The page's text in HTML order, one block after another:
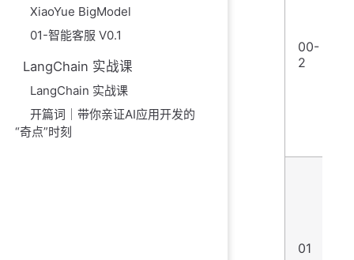
XiaoYue BigModel
01-智能客服 V0.1
LangChain 实战课
LangChain 实战课
开篇词｜带你亲证AI应用开发的
“奇点”时刻
00-
2
01